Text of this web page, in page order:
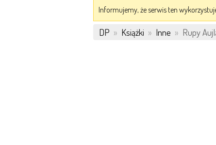
Informujemy, że serwis ten
DP » Książki » Inne » Rupy